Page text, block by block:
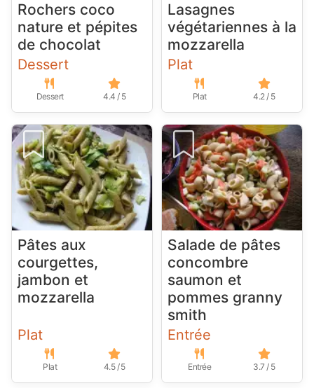
Rochers coco
nature et pépites
de chocolat
Dessert
Dessert 4.4 / 5
Lasagnes
végétariennes à la
mozzarella
Plat
Plat 4.2 / 5
Pâtes aux
courgettes,
jambon et
mozzarella
Plat
Plat 4.5 / 5
Salade de pâtes
concombre
saumon et
pommes granny
smith
Entrée
Entrée 3.7 / 5